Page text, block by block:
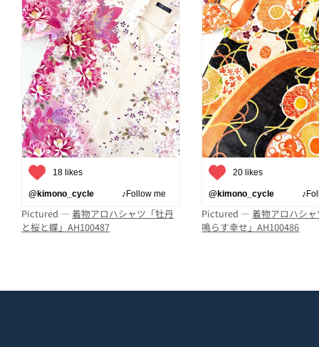
18 likes
@kimono_cycle ♪Follow me
Pictured — 着物アロハシャツ「牡丹
と桜と蝶」AH100487
20 likes
@kimono_cycle
Pictured —着物アロハシ
鳴らす幸せ」AH100486